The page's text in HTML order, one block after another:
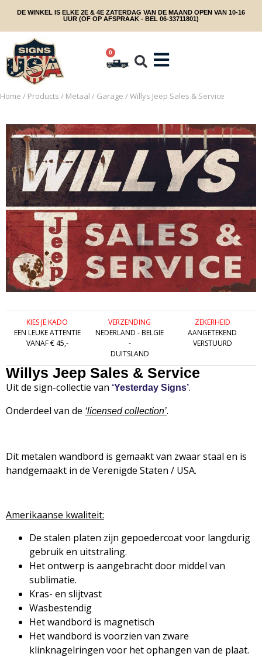
DE WINKEL IS ELKE 2E & 4E ZATERDAG VAN DE MAAND OPEN VAN 10-16
UUR (OF OP AFSPRAAK - BEL 06-33711801)
0
Home / Products / Metaal / Garage / Willys Jeep Sales & Service
KIES JE KADO
EEN LEUKE ATTENTIE
VANAF € 45,-
VERZENDING
NEDERLAND - BELGIE
-
DUITSLAND
ZEKERHEID
AANGETEKEND
VERSTUURD
Willys Jeep Sales & Service
Uit de sign-collectie van ‘Yesterday Signs’.
Onderdeel van de ‘licensed collection’.
Dit metalen wandbord is gemaakt van zwaar staal en is
handgemaakt in de Verenigde Staten / USA.
Amerikaanse kwaliteit:
De stalen platen zijn gepoedercoat voor langdurig
gebruik en uitstraling.
Het ontwerp is aangebracht door middel van
sublimatie.
Kras- en slijtvast
Wasbestendig
Het wandbord is magnetisch
Het wandbord is voorzien van zware
klinknagelringen voor het ophangen van de plaat.